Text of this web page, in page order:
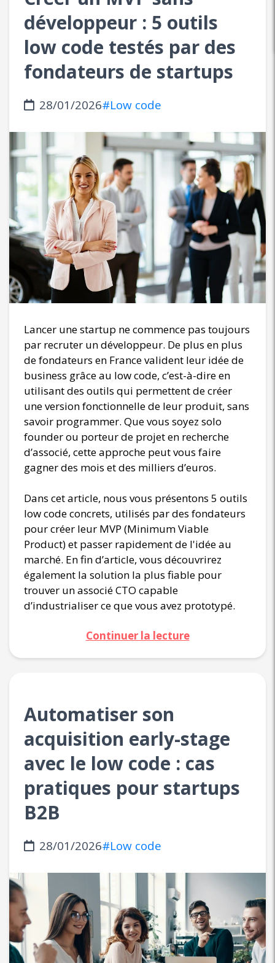
développeur : 5 outils
low code testés par des
fondateurs de startups
28/01/2026#Low code
Lancer une startup ne commence pas toujours
par recruter un développeur. De plus en plus
de fondateurs en France valident leur idée de
business grâce au low code, c’est-à-dire en
utilisant des outils qui permettent de créer
une version fonctionnelle de leur produit, sans
savoir programmer. Que vous soyez solo
founder ou porteur de projet en recherche
d’associé, cette approche peut vous faire
gagner des mois et des milliers d’euros.
Dans cet article, nous vous présentons 5 outils
low code concrets, utilisés par des fondateurs
pour créer leur MVP (Minimum Viable
Product) et passer rapidement de l'idée au
marché. En fin d’article, vous découvrirez
également la solution la plus fiable pour
trouver un associé CTO capable
d’industrialiser ce que vous avez prototypé.
Continuer la lecture
Automatiser son
acquisition early-stage
avec le low code : cas
pratiques pour startups
B2B
28/01/2026#Low code